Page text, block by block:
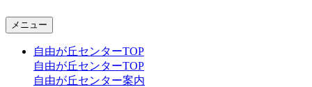
メニュー
自由が丘センターTOP
自由が丘センターTOP
自由が丘センター案内